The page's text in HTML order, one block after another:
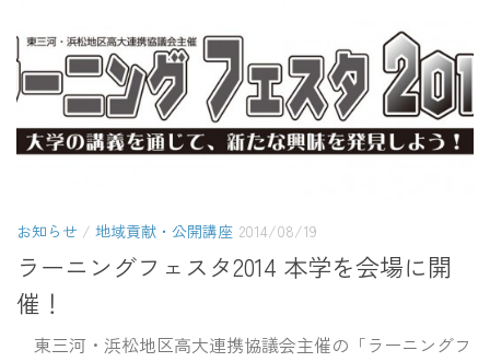
お知らせ / 地域貢献・公開講座 2014/08/19
ラーニングフェスタ2014 本学を会場に開
催！
東三河・浜松地区高大連携協議会主催の「ラーニングフ